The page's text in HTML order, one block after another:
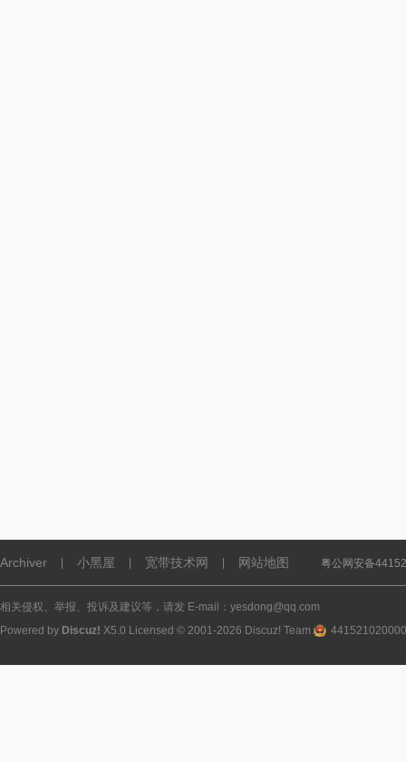
Archiver 小黑屋 宽带技术网 网站地图 粤公网安备
相关侵权、举报、投诉及建议等，请发 E-mail：yesdong@qq.com
Powered by Discuz! X5.0 Licensed © 2001-2026 Discuz! Team.